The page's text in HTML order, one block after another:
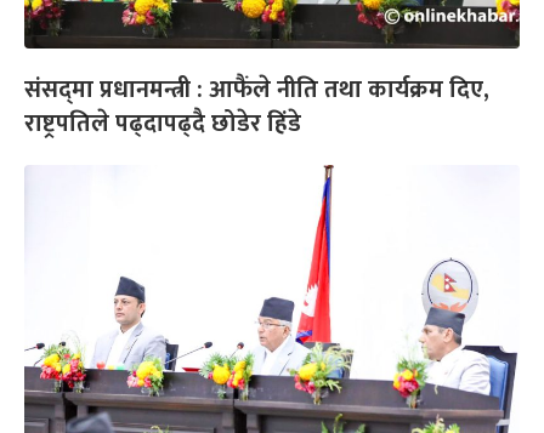
संसद्‌मा प्रधानमन्त्री : आफैंले नीति तथा कार्यक्रम दिए,
राष्ट्रपतिले पढ्दापढ्दै छोडेर हिंडे